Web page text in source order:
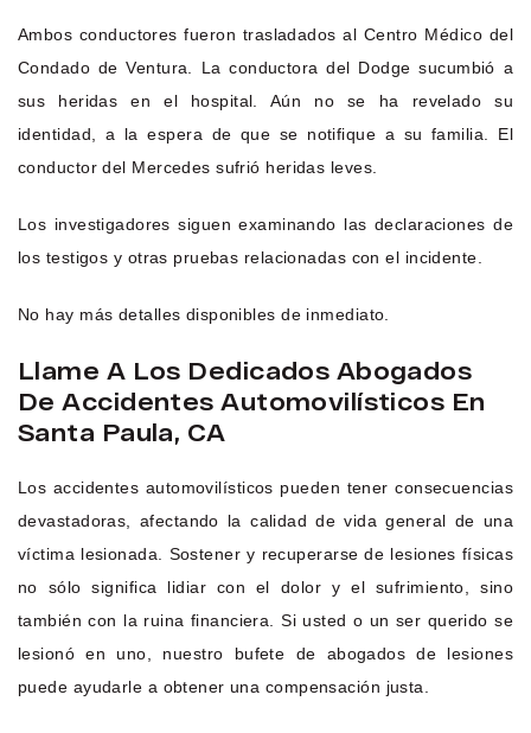
Ambos conductores fueron trasladados al Centro Médico del
Condado de Ventura. La conductora del Dodge sucumbió a
sus heridas en el hospital. Aún no se ha revelado su
identidad, a la espera de que se notifique a su familia. El
conductor del Mercedes sufrió heridas leves.
Los investigadores siguen examinando las declaraciones de
los testigos y otras pruebas relacionadas con el incidente.
No hay más detalles disponibles de inmediato.
Llame A Los Dedicados Abogados
De Accidentes Automovilísticos En
Santa Paula, CA
Los accidentes automovilísticos pueden tener consecuencias
devastadoras, afectando la calidad de vida general de una
víctima lesionada. Sostener y recuperarse de lesiones físicas
no sólo significa lidiar con el dolor y el sufrimiento, sino
también con la ruina financiera. Si usted o un ser querido se
lesionó en uno, nuestro bufete de abogados de lesiones
puede ayudarle a obtener una compensación justa.